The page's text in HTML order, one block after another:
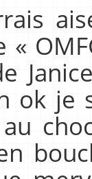
«
ok je